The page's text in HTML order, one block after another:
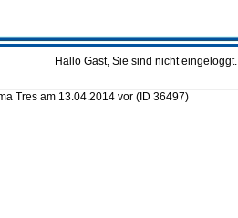
Hallo Gast, Sie sind nicht eingeloggt.
Tres am 13.04.2014 vor (ID 36497)